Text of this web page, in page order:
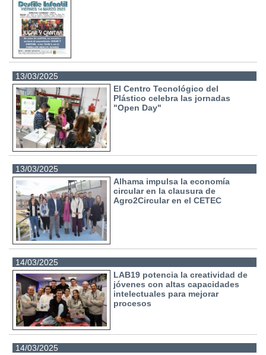
13/03/2025
El Centro Tecnológico del
Plástico celebra las jornadas
"Open Day"
13/03/2025
Alhama impulsa la economía
circular en la clausura de
Agro2Circular en el CETEC
14/03/2025
LAB19 potencia la creatividad de
jóvenes con altas capacidades
intelectuales para mejorar
procesos
14/03/2025